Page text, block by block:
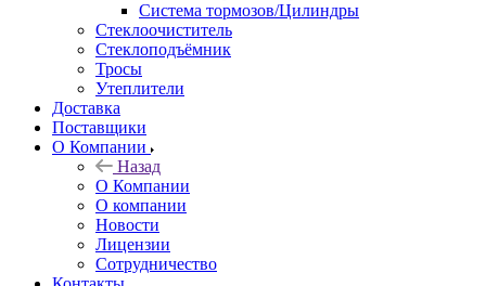
Система тормозов/Цилиндры
Стеклоочиститель
Стеклоподъёмник
Тросы
Утеплители
Доставка
Поставщики
О Компании
Назад
О Компании
О компании
Новости
Лицензии
Сотрудничество